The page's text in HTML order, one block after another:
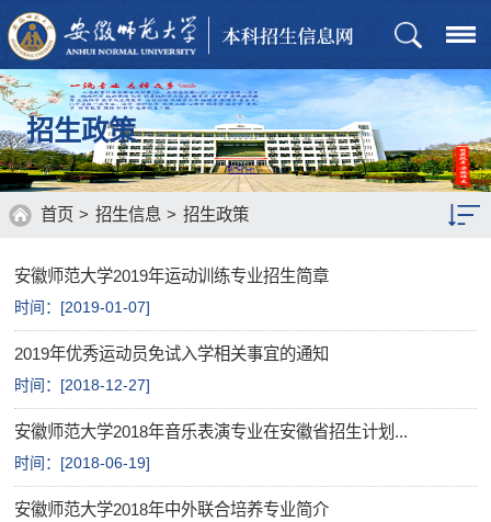
招生政策
首页 > 招生信息 > 招生政策
招生章程
网上报名
安徽师范大学2019年运动训练专业招生简章
时间：[2019-01-07]
2019年优秀运动员免试入学相关事宜的通知
时间：[2018-12-27]
安徽师范大学2018年音乐表演专业在安徽省招生计划...
时间：[2018-06-19]
安徽师范大学2018年中外联合培养专业简介